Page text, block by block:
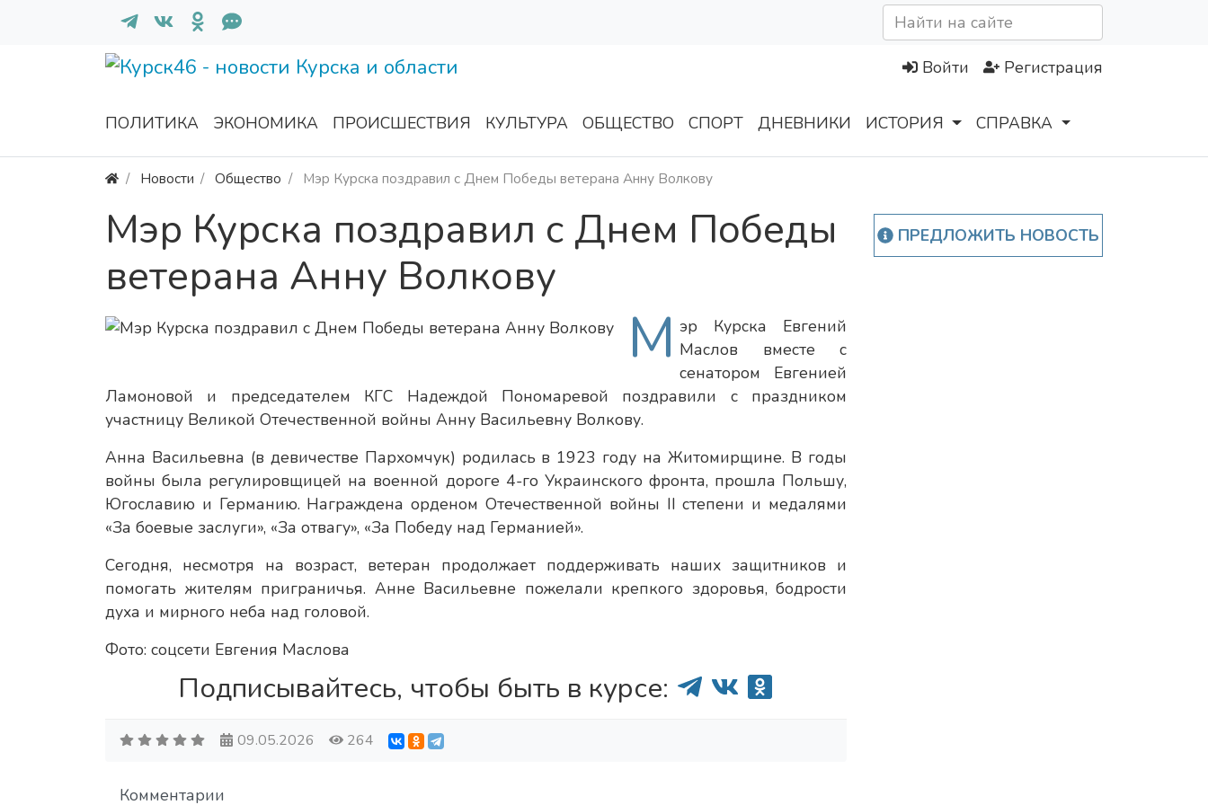
Войти Регистрация
ПОЛИТИКА ЭКОНОМИКА ПРОИСШЕСТВИЯ КУЛЬТУРА ОБЩЕСТВО СПОРТ ДНЕВНИКИ ИСТОРИЯ СПРАВКА
Новости Общество Мэр Курска поздравил с Днем Победы ветерана Анну Волкову
Мэр Курска поздравил с Днем Победы
ветерана Анну Волкову
М эр Курска Евгений
Маслов вместе с
сенатором Евгенией
Ламоновой и председателем КГС Надеждой Пономаревой поздравили с праздником
участницу Великой Отечественной войны Анну Васильевну Волкову.
Анна Васильевна (в девичестве Пархомчук) родилась в 1923 году на Житомирщине. В годы
войны была регулировщицей на военной дороге 4-го Украинского фронта, прошла Польшу,
Югославию и Германию. Награждена орденом Отечественной войны II степени и медалями
«За боевые заслуги», «За отвагу», «За Победу над Германией».
Сегодня, несмотря на возраст, ветеран продолжает поддерживать наших защитников и
помогать жителям приграничья. Анне Васильевне пожелали крепкого здоровья, бодрости
духа и мирного неба над головой.
Фото: соцсети Евгения Маслова
Подписывайтесь, чтобы быть в курсе:
09.05.2026 264
Комментарии
ПРЕДЛОЖИТЬ НОВОСТЬ